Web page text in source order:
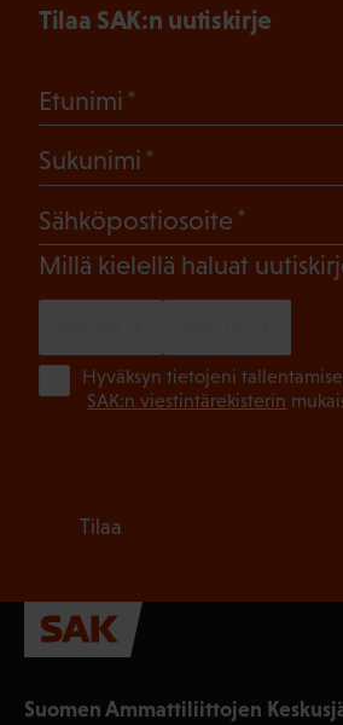
Suomen Ammattiliittojen
Tilaa SAK:n uutiskirje
Etunimi
Sukunimi
Sähköpostiosoite
Millä kielellä haluat
Hyväksyn tietojeni
SAK:n viestintärekisterin
Tilaa